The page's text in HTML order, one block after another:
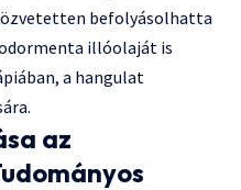
befolyásolhatta
illóolaját is
a hangulat
az